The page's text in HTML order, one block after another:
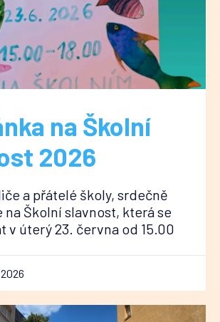
na Školní
2026
a přátelé školy, srdečně
na Školní slavnost, která se
v úterý 23. června od 15.00